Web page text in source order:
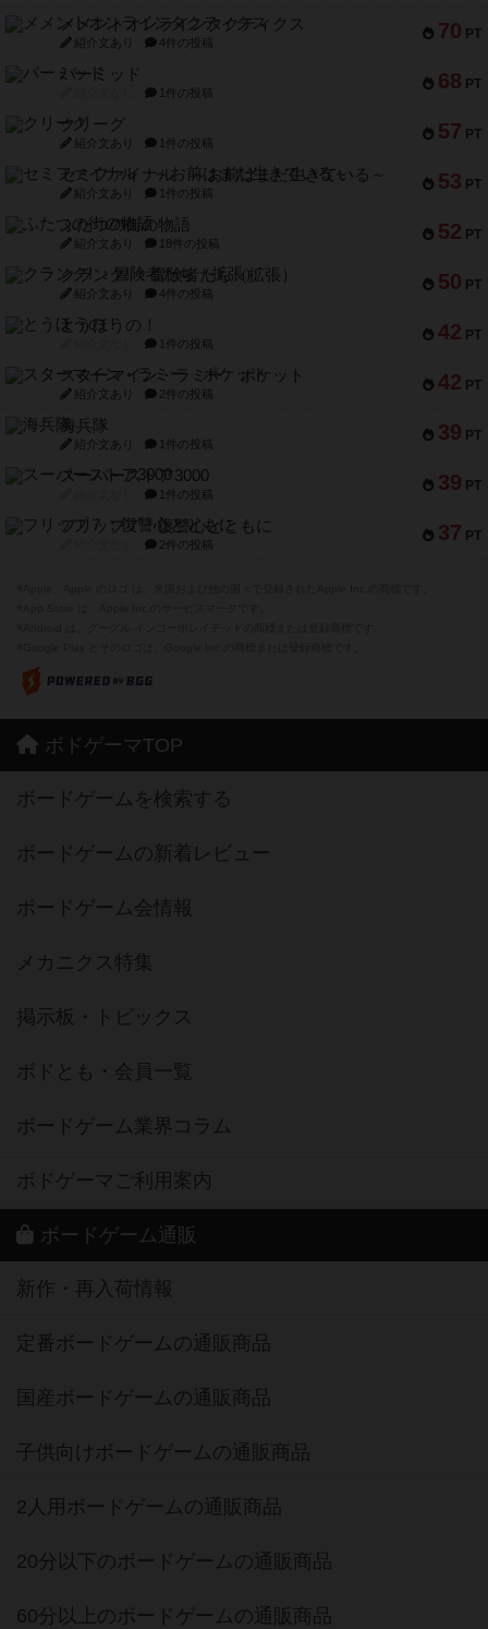
70 PT
メメントオンラインタクティクス
紹介文あり 4件の投稿
68 PT
パーミッド
1件の投稿
57 PT
クリーグ
紹介文あり 1件の投稿
53 PT
セミファイナル ～お前はまだ生きている～
紹介文あり 1件の投稿
52 PT
ふたつの街の物語
紹介文あり 18件の投稿
50 PT
クランク! ：冒険者たち（拡張）
紹介文あり 4件の投稿
42 PT
とうほうの！
1件の投稿
42 PT
スターマイン・ラミー ポケット
紹介文あり 2件の投稿
39 PT
海兵隊
紹介文あり 1件の投稿
39 PT
スーパーストア3000
1件の投稿
37 PT
フリップ７：復讐心とともに
2件の投稿
ボドゲーマTOP
ボードゲームを検索する
ボードゲームの新着レビュー
ボードゲーム会情報
メカニクス特集
掲示板・トピックス
ボドとも・会員一覧
ボードゲーム業界コラム
ボドゲーマご利用案内
ボードゲーム通販
新作・再入荷情報
定番ボードゲームの通販商品
国産ボードゲームの通販商品
子供向けボードゲームの通販商品
2人用ボードゲームの通販商品
20分以下のボードゲームの通販商品
60分以上のボードゲームの通販商品